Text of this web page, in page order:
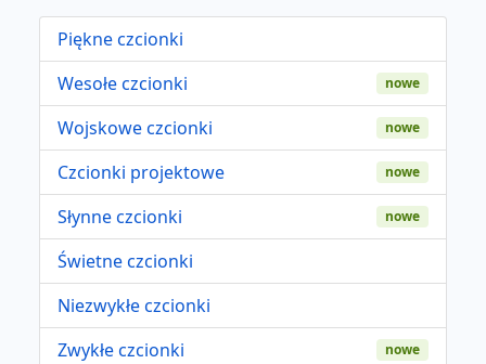
Piękne czcionki
Wesołe czcionki
nowe
Wojskowe czcionki nowe
Czcionki projektowe nowe
Słynne czcionki nowe
Świetne czcionki
Niezwykłe czcionki
Zwykłe czcionki
nowe